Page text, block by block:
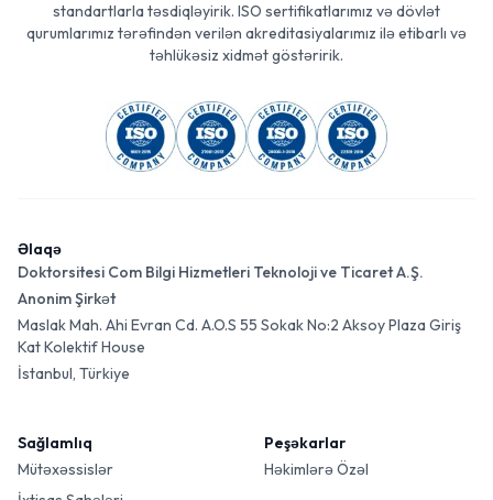
standartlarla təsdiqləyirik. ISO sertifikatlarımız və dövlət
qurumlarımız tərəfindən verilən akreditasiyalarımız ilə etibarlı və
təhlükəsiz xidmət göstəririk.
Əlaqə
Doktorsitesi Com Bilgi Hizmetleri Teknoloji ve Ticaret A.Ş.
Anonim Şirkət
Maslak Mah. Ahi Evran Cd. A.O.S 55 Sokak No:2 Aksoy Plaza Giriş
Kat Kolektif House
İstanbul, Türkiye
Sağlamlıq
Mütəxəssislər
Peşəkarlar
Həkimlərə Özəl